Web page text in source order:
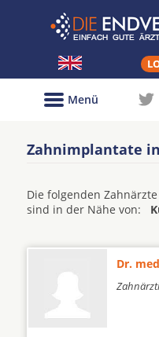
Menü
Zahnimplantate
Die folgenden
sind in der Nähe von:
Dr.